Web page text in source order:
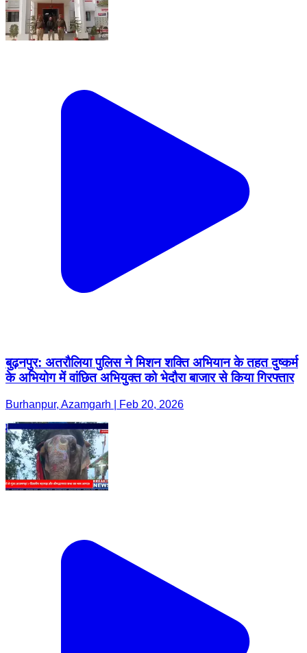
बुढ़नपुर: अतरौलिया पुलिस ने मिशन शक्ति अभियान के तहत दुष्कर्म
के अभियोग में वांछित अभियुक्त को भेदौरा बाजार से किया गिरफ्तार
Burhanpur, Azamgarh | Feb 20, 2026